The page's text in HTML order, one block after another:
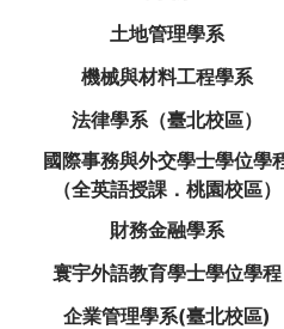
土地管理學系
機械與材料工程學系
法律學系（臺北校區）
國際事務與外交學士學位學
（全英語授課．桃園校區）
財務金融學系
寰宇外語教育學士學位學程
企業管理學系(臺北校區)